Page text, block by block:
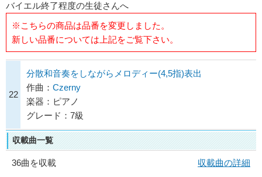
バイエル終了程度の生徒さんへ
※こちらの商品は品番を変更しました。
新しい品番については上記をご覧下さい。
22
分散和音奏をしながらメロディー(4,5指)表出
作曲： Czerny
楽器：ピアノ
グレード：7級
収載曲一覧
36曲を収載
収載曲の詳細